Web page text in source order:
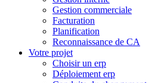
Gestion commerciale
Facturation
Planification
Reconnaissance de CA
Votre projet
Choisir un erp
Déploiement erp